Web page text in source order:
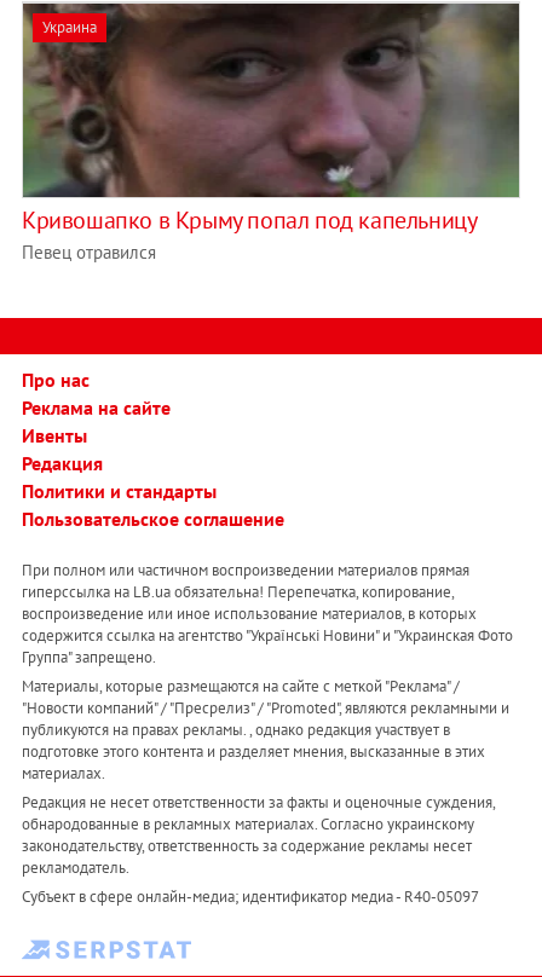
Украина
Кривошапко в Крыму попал под капельницу
Певец отравился
Про нас
Реклама на сайте
Ивенты
Редакция
Политики и стандарты
Пользовательское соглашение
При полном или частичном воспроизведении материалов прямая
гиперссылка на LB.ua обязательна! Перепечатка, копирование,
воспроизведение или иное использование материалов, в которых
содержится ссылка на агентство "Українськi Новини" и "Украинская Фото
Группа" запрещено.
Материалы, которые размещаются на сайте с меткой "Реклама" /
"Новости компаний" / "Пресрелиз" / "Promoted", являются рекламными и
публикуются на правах рекламы. , однако редакция участвует в
подготовке этого контента и разделяет мнения, высказанные в этих
материалах.
Редакция не несет ответственности за факты и оценочные суждения,
обнародованные в рекламных материалах. Согласно украинскому
законодательству, ответственность за содержание рекламы несет
рекламодатель.
Субъект в сфере онлайн-медиа; идентификатор медиа - R40-05097